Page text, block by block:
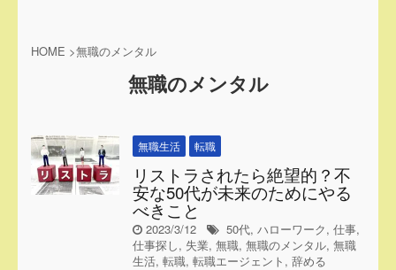
HOME >無職のメンタル
無職のメンタル
無職生活 転職
リストラされたら絶望的？不
安な50代が未来のためにやる
べきこと
2023/3/12 50代, ハローワーク, 仕事,
仕事探し, 失業, 無職, 無職のメンタル, 無職
生活, 転職, 転職エージェント , 辞める